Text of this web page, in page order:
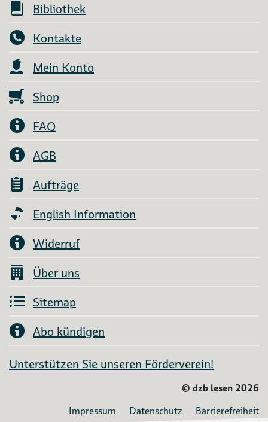
Bibliothek
Kontakte
Mein Konto
Shop
FAQ
AGB
Aufträge
English Information
Widerruf
Über uns
Sitemap
Abo kündigen
Unterstützen Sie unseren Förderverein!
© dzb lesen 2026
Impressum
Datenschutz Barrierefreiheit